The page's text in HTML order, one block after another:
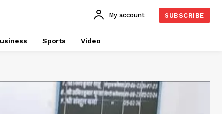
My account SUBSCRIBE
Sports Video